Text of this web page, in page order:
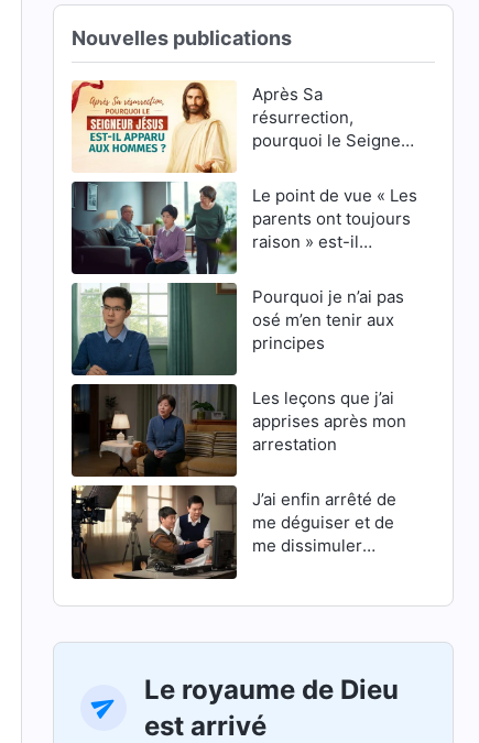
Nouvelles publications
Après Sa
résurrection,
pourquoi le Seigneur
aux hommes ?
Le point de vue « Les
parents ont toujours
raison » est-il
Pourquoi je n’ai pas
osé m’en tenir aux
principes
Les leçons que j’ai
apprises après mon
arrestation
J’ai enfin arrêté de
me déguiser et de
me dissimuler
Le royaume de Dieu
est arrivé